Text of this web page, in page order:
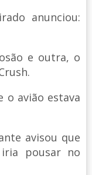
anunciou:
e outra, o
o avião estava
avisou que
pousar no